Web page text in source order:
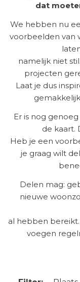
dat
We hebben nu
voorbeelden van
namelijk niet
projecten
Laat je dus
Er is nog
de kaart.
Heb je een
je graag wilt
Delen mag:
nieuwe
al hebben
voegen